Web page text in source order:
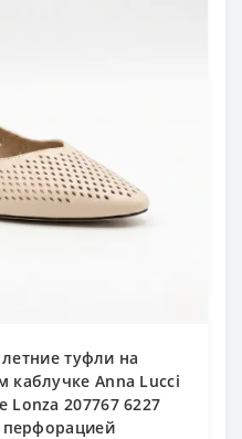
туфли на
Anna Lucci
Lonza 207767 6227
перфорацией